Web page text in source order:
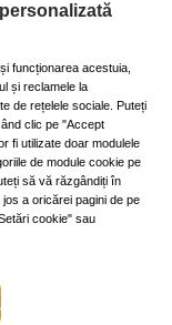
să-ţi iei
iată câteva
de azi în
pielii
funcționarea acestuia,
și reclamele la
de rețelele sociale. Puteți
clic pe "Accept
fi utilizate doar modulele
de module cookie pe
să vă răzgândiți în
a oricărei pagini de pe
cookie" sau